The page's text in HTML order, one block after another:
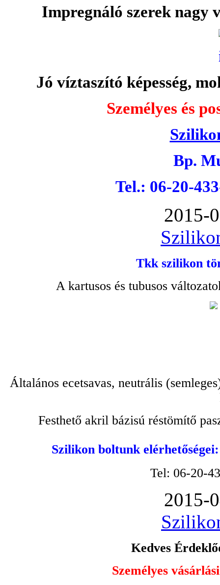
Impregnáló szerek
Jó víztaszító képesség,
Személyes és
Bp.
Tel.: 06-20-
2015-
Tkk szilikon
A kartusos és tubusos
Általános ecetsavas, neutrális
Festhető akril bázisú réstömítő
Szilikon boltunk
Tel: 06-20-
2015-
Kedves
Személyes